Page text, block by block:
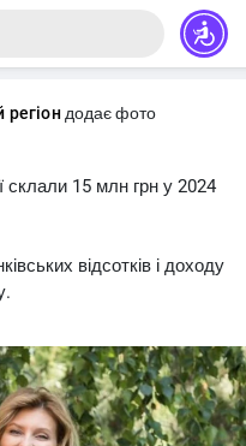
регіон додає фото
склали 15 млн грн у 2024
відсотків і доходу
@news